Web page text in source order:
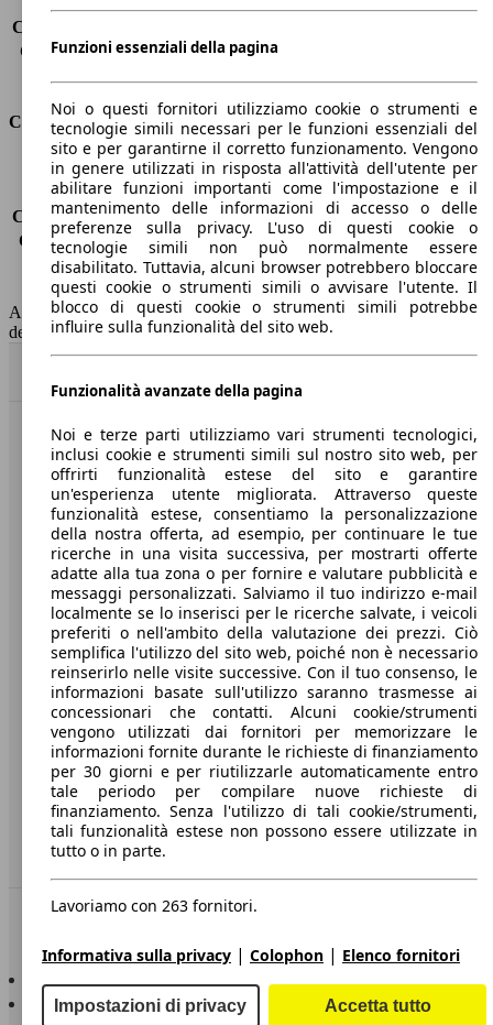
Capacità di traino (senza freni)
Capacità di traino (con freni)
1200 kg
Consumi
Emissioni di CO2*
-
Consumo (urbano)
-
Consumo (extra-urbano) -
Consumo (combinato)*
Classe di emissione
Euro 6
Capacità del serbatoio
50 l
AutoScout24 non si assume alcuna responsabilità per la correttezza
dei dati.
Benvenuti su AutoScout24, il mercato auto europeo.
Società
A proposito di AutoScout24
Stampa
Media
Condizioni generali
Informazioni
Privacy
Dichiarazione di Accessibilità
Servizi
Area rivenditori
Sempre con te
AutoScout24 per Android
Funzioni essenziali della pagina
Noi o questi fornitori utilizziamo cookie o strumenti e
tecnologie simili necessari per le funzioni essenziali del
sito e per garantirne il corretto funzionamento. Vengono
in genere utilizzati in risposta all'attività dell'utente per
abilitare funzioni importanti come l'impostazione e il
mantenimento delle informazioni di accesso o delle
preferenze sulla privacy. L'uso di questi cookie o
tecnologie simili non può normalmente essere
disabilitato. Tuttavia, alcuni browser potrebbero bloccare
questi cookie o strumenti simili o avvisare l'utente. Il
blocco di questi cookie o strumenti simili potrebbe
influire sulla funzionalità del sito web.
Funzionalità avanzate della pagina
Noi e terze parti utilizziamo vari strumenti tecnologici,
inclusi cookie e strumenti simili sul nostro sito web, per
offrirti funzionalità estese del sito e garantire
un'esperienza utente migliorata. Attraverso queste
funzionalità estese, consentiamo la personalizzazione
della nostra offerta, ad esempio, per continuare le tue
ricerche in una visita successiva, per mostrarti offerte
adatte alla tua zona o per fornire e valutare pubblicità e
messaggi personalizzati. Salviamo il tuo indirizzo e-mail
localmente se lo inserisci per le ricerche salvate, i veicoli
preferiti o nell'ambito della valutazione dei prezzi. Ciò
semplifica l'utilizzo del sito web, poiché non è necessario
reinserirlo nelle visite successive. Con il tuo consenso, le
informazioni basate sull'utilizzo saranno trasmesse ai
concessionari che contatti. Alcuni cookie/strumenti
vengono utilizzati dai fornitori per memorizzare le
informazioni fornite durante le richieste di finanziamento
per 30 giorni e per riutilizzarle automaticamente entro
tale periodo per compilare nuove richieste di
finanziamento. Senza l'utilizzo di tali cookie/strumenti,
tali funzionalità estese non possono essere utilizzate in
tutto o in parte.
Lavoriamo con 263 fornitori.
Informativa sulla privacy | Colophon | Elenco fornitori
Impostazioni di privacy Accetta tutto